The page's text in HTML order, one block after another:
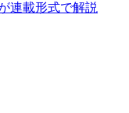
連載形式で解説